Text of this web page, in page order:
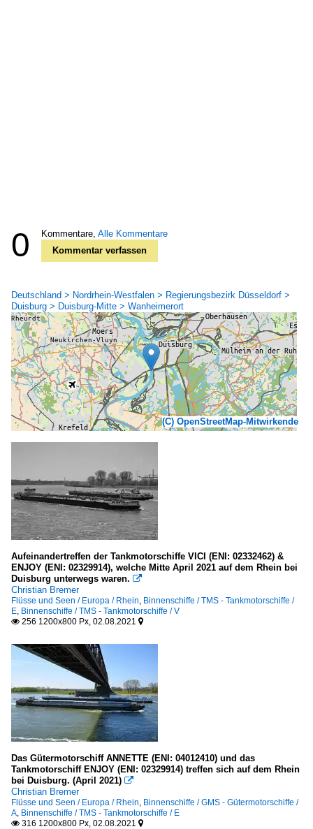
0 Kommentare, Alle Kommentare
Kommentar verfassen
Deutschland > Nordrhein-Westfalen > Regierungsbezirk Düsseldorf >
Duisburg > Duisburg-Mitte > Wanheimerort
(C) OpenStreetMap-Mitwirkende
Aufeinandertreffen der Tankmotorschiffe VICI (ENI: 02332462) &
ENJOY (ENI: 02329914), welche Mitte April 2021 auf dem Rhein bei
Duisburg unterwegs waren. 
Christian Bremer
Flüsse und Seen / Europa / Rhein, Binnenschiffe / TMS - Tankmotorschiffe /
E, Binnenschiffe / TMS - Tankmotorschiffe / V
 256 1200x800 Px, 02.08.2021 
Das Gütermotorschiff ANNETTE (ENI: 04012410) und das
Tankmotorschiff ENJOY (ENI: 02329914) treffen sich auf dem Rhein
bei Duisburg. (April 2021) 
Christian Bremer
Flüsse und Seen / Europa / Rhein, Binnenschiffe / GMS - Gütermotorschiffe /
A, Binnenschiffe / TMS - Tankmotorschiffe / E
 316 1200x800 Px, 02.08.2021 